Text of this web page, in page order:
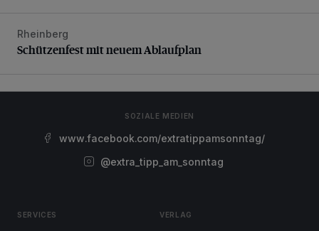
Schützenfest mit neuem Ablaufplan
Rheinberg
Schützenfest mit neuem Ablaufplan
SOZIALE MEDIEN
www.facebook.com/extratippamsonntag/
@extra_tipp_am_sonntag
SERVICES VERLAG